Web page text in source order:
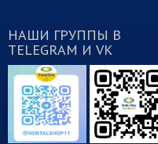
НАШИ ГРУППЫ В
TELEGRAM И VK